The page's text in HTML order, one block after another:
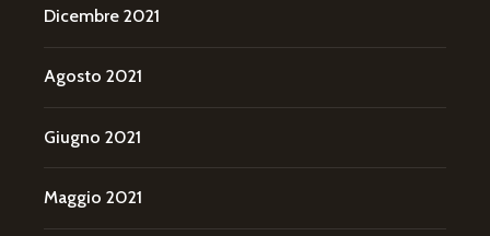
Dicembre 2021
Agosto 2021
Giugno 2021
Maggio 2021